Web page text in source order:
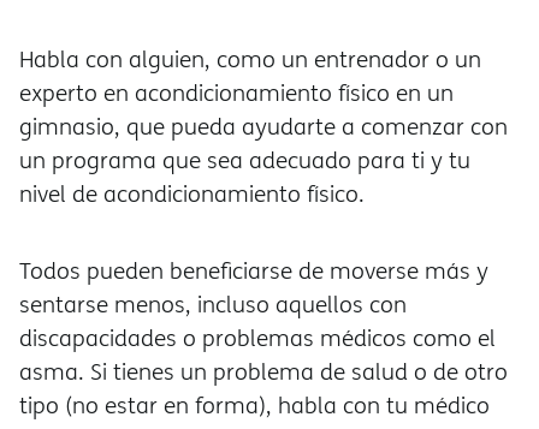
Habla con alguien, como un entrenador o un
experto en acondicionamiento físico en un
gimnasio, que pueda ayudarte a comenzar con
un programa que sea adecuado para ti y tu
nivel de acondicionamiento físico.
Todos pueden beneficiarse de moverse más y
sentarse menos, incluso aquellos con
discapacidades o problemas médicos como el
asma. Si tienes un problema de salud o de otro
tipo (no estar en forma), habla con tu médico